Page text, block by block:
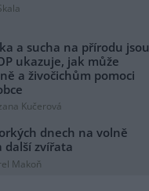
a sucha na přírodu jsou
ukazuje, jak může
a živočichům pomoci
Kučerová
dnech na volně
další zvířata
Makoň